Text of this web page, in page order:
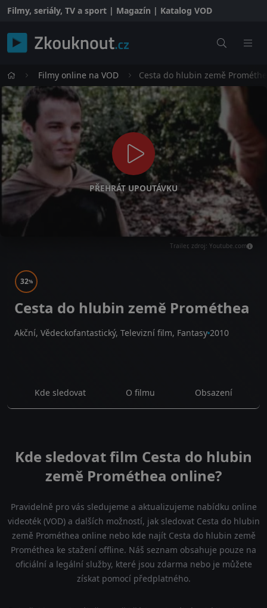
Filmy, seriály, TV a sport | Magazín | Katalog VOD
Filmy online na VOD Cesta do hlubin země
PŘEHRÁT UPOUTÁVKU
Trailer, zdroj: Youtube.com
32%
Cesta do hlubin země Prométhea
Akční, Vědeckofantastický, Televizní film, Fantasy 2010
Kde sledovat O filmu Obsazení
Kde sledovat film Cesta do hlubin
země Prométhea online?
Pravidelně pro vás sledujeme a aktualizujeme nabídku online
videoték (VOD) a dalších možností, jak sledovat Cesta do hlubin
země Prométhea online nebo kde najít Cesta do hlubin země
Prométhea ke stažení offline. Náš seznam obsahuje pouze na
oficiální a legální služby, které jsou zdarma nebo je můžete
získat pomocí předplatného.